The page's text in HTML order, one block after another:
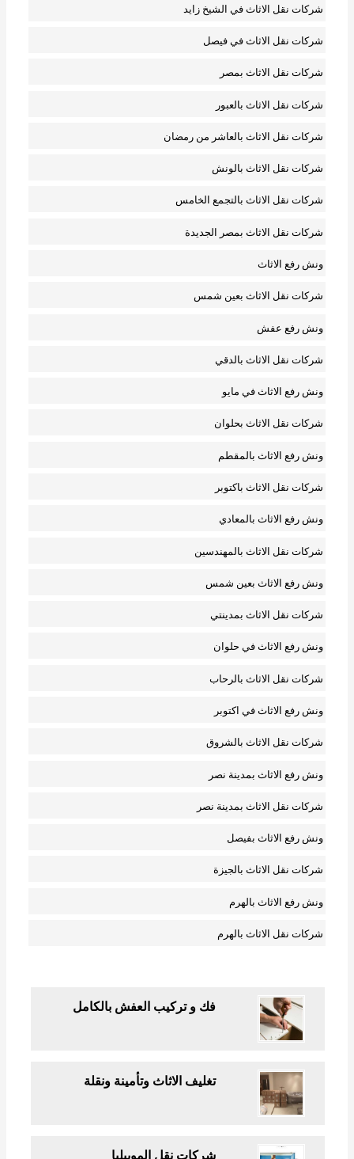
شركات نقل الاثاث في الشيخ زايد
شركات نقل الاثاث في فيصل
شركات نقل الاثاث بمصر
شركات نقل الاثاث بالعبور
شركات نقل الاثاث بالعاشر من رمضان
شركات نقل الاثاث بالونش
شركات نقل الاثاث بالتجمع الخامس
شركات نقل الاثاث بمصر الجديدة
ونش رفع الاثاث
شركات نقل الاثاث بعين شمس
ونش رفع عفش
شركات نقل الاثاث بالدقي
ونش رفع الاثاث في مايو
شركات نقل الاثاث بحلوان
ونش رفع الاثاث بالمقطم
شركات نقل الاثاث باكتوبر
ونش رفع الاثاث بالمعادي
شركات نقل الاثاث بالمهندسين
ونش رفع الاثاث بعين شمس
شركات نقل الاثاث بمدينتي
ونش رفع الاثاث في حلوان
شركات نقل الاثاث بالرحاب
ونش رفع الاثاث في اكتوبر
شركات نقل الاثاث بالشروق
ونش رفع الاثاث بمدينة نصر
شركات نقل الاثاث بمدينة نصر
ونش رفع الاثاث بفيصل
شركات نقل الاثاث بالجيزة
ونش رفع الاثاث بالهرم
شركات نقل الاثاث بالهرم
فك و تركيب العفش بالكامل
تغليف الاثاث وتأمينة ونقلة
شركات نقل الموبيليا